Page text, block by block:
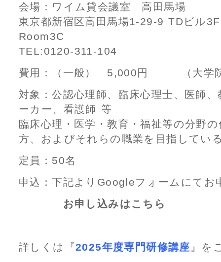
会場：ワイム貸会議室 高田馬場
東京都新宿区高田馬場1-29-9 TDビル
Room3C
TEL:0120-311-104
費用：（一般） 5,000円 （大学院
対象：公認心理師、臨床心理士、医師
ーカー、看護師 等
臨床心理・医学・教育・福祉等の分野
方、およびそれらの職業を目指してい
定員：50名
申込：下記よりGoogleフォームにてお
お申し込みはこちら
詳しくは『2025年度専門研修講座 』を